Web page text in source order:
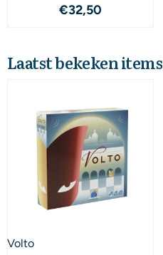
Prijs: 32,50
€32,50
Laatst bekeken items
Volto